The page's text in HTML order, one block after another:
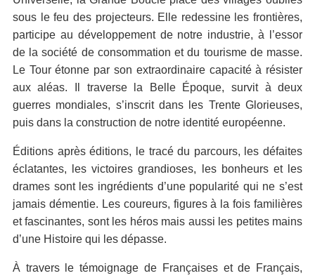
sous le feu des projecteurs. Elle redessine les frontières,
participe au développement de notre industrie, à l’essor
de la société de consommation et du tourisme de masse.
Le Tour étonne par son extraordinaire capacité à résister
aux aléas. Il traverse la Belle Époque, survit à deux
guerres mondiales, s’inscrit dans les Trente Glorieuses,
puis dans la construction de notre identité européenne.
Éditions après éditions, le tracé du parcours, les défaites
éclatantes, les victoires grandioses, les bonheurs et les
drames sont les ingrédients d’une popularité qui ne s’est
jamais démentie. Les coureurs, figures à la fois familières
et fascinantes, sont les héros mais aussi les petites mains
d’une Histoire qui les dépasse.
À travers le témoignage de Françaises et de Français,